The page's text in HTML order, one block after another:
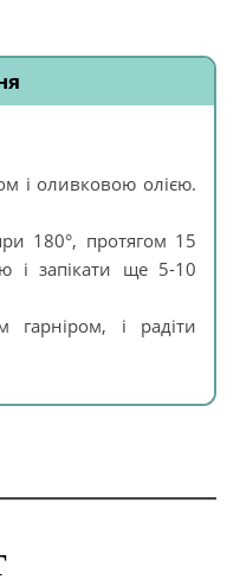
і оливковою олією.
180°, протягом 15
і запікати ще 5-10
і радіти